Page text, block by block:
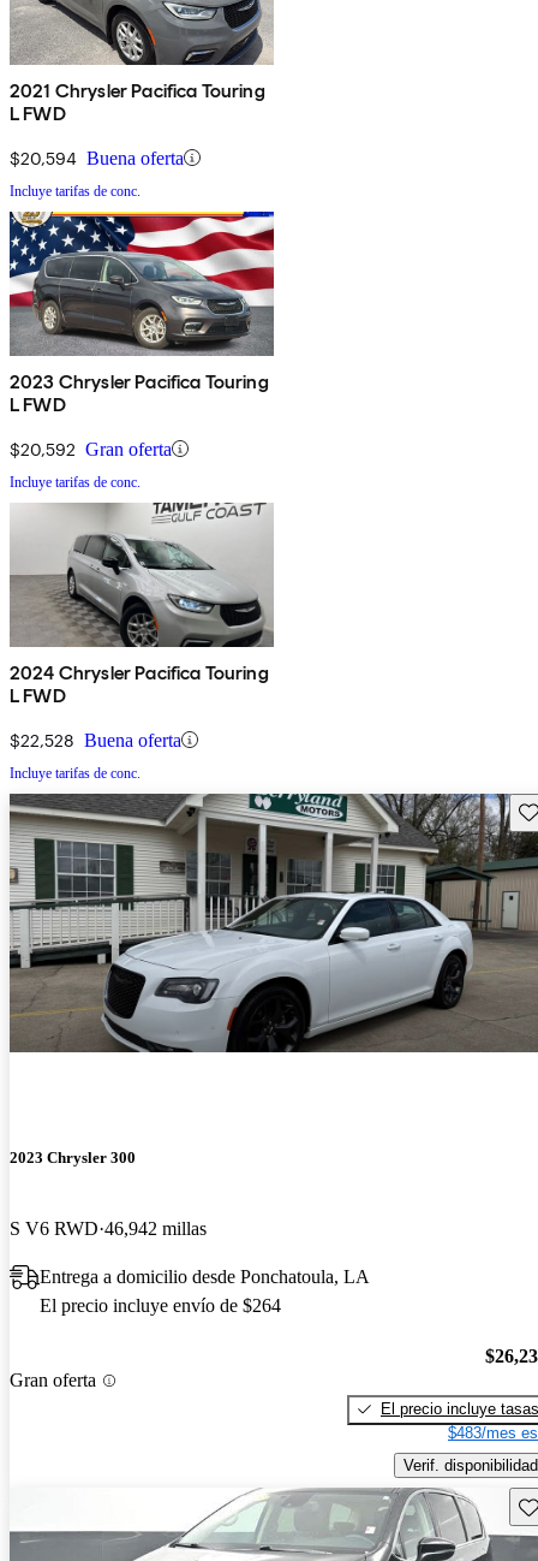
2021 Chrysler Pacifica Touring
L FWD
$20,594 Buena oferta
Incluye tarifas de conc.
2023 Chrysler Pacifica Touring
L FWD
$20,592 Gran oferta
Incluye tarifas de conc.
2024 Chrysler Pacifica Touring
L FWD
$22,528 Buena oferta
Incluye tarifas de conc.
2023 Chrysler 300
S V6 RWD 46,942 millas
Entrega a domicilio desde Ponchatoula, LA
El precio incluye envío de $264
Gran oferta
El precio incluye tasas
$483/mes
Verif. disponibilidad